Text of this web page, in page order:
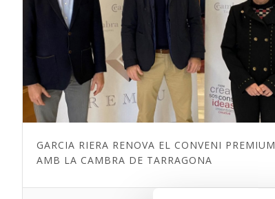
GARCIA RIERA RENOVA EL CONVENI PREMIUM
AMB LA CAMBRA DE TARRAGONA